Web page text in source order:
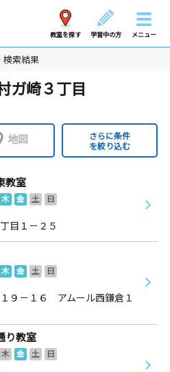
教室を探す 学習中の方 メニュー
検索結果
ガ崎３丁目
地図
さらに条件
を絞り込む
教室
木 金 土
日
目１－２５
木 金 土
日
９－１６ アムール西鎌倉１
り教室
木 金 土
日